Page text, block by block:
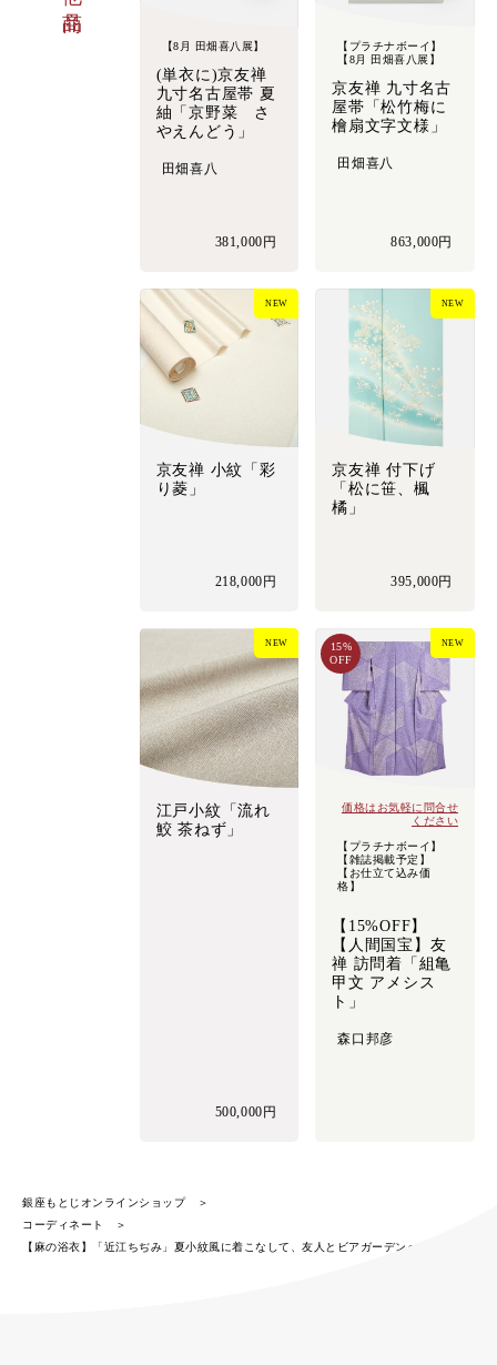
【8月 田畑喜八展】
(単衣に)京友禅
九寸名古屋帯 夏
紬「京野菜 さ
やえんどう」
田畑喜八
381,000円
【プラチナボーイ】
【8月 田畑喜八展】
京友禅 九寸名古
屋帯「松竹梅に
檜扇文字文様」
田畑喜八
863,000円
京友禅 小紋「彩
り菱」
218,000円
NEW
京友禅 付下げ
「松に笹、楓
橘」
395,000円
NEW
江戸小紋「流れ
鮫 茶ねず」
500,000円
NEW
価格はお気軽に問合せ
ください
【プラチナボーイ】
【雑誌掲載予定】
【お仕立て込み価
格】
【15%OFF】
【人間国宝】友
禅 訪問着「組亀
甲文 アメシス
ト」
森口邦彦
NEW
15%
OFF
銀座もとじオンラインショップ
コーディネート
【麻の浴衣】「近江ちぢみ」夏小紋風に着こなして、友人とビアガーデンへ